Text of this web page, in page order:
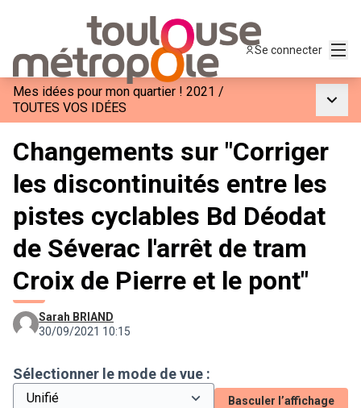
Se connecter
Mes idées pour mon quartier ! 2021 /
TOUTES VOS IDÉES
Changements sur "Corriger
les discontinuités entre les
pistes cyclables Bd Déodat
de Séverac l'arrêt de tram
Croix de Pierre et le pont"
Sarah BRIAND
30/09/2021 10:15
Sélectionner le mode de vue :
Basculer l’affichage